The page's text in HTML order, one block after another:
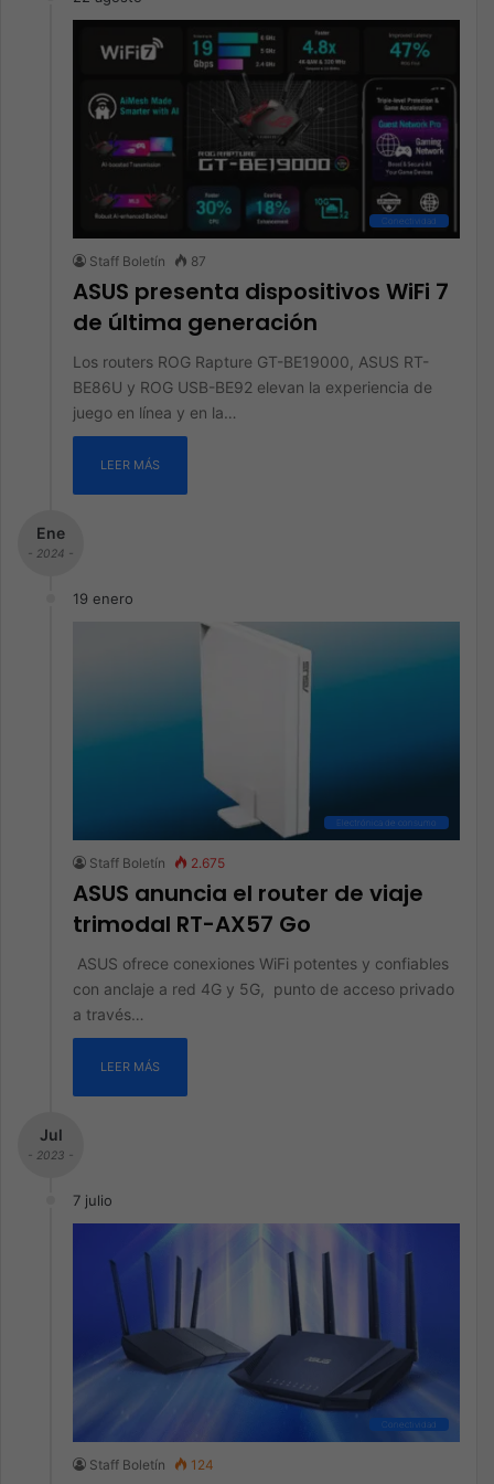
Conectividad
Staff Boletín 87
ASUS presenta dispositivos WiFi 7
de última generación
Los routers ROG Rapture GT-BE19000, ASUS RT-
BE86U y ROG USB-BE92 elevan la experiencia de
juego en línea y en la…
LEER MÁS
Ene
- 2024 -
19 enero
Electrónica de consumo
Staff Boletín 2.675
ASUS anuncia el router de viaje
trimodal RT-AX57 Go
ASUS ofrece conexiones WiFi potentes y confiables
con anclaje a red 4G y 5G, punto de acceso privado
a través…
LEER MÁS
Jul
- 2023 -
7 julio
Conectividad
Staff Boletín 124